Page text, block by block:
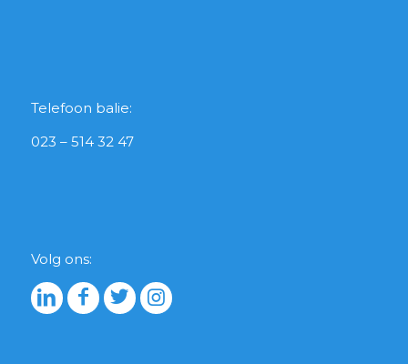
Telefoon balie:
023 – 514 32 47
Volg ons: